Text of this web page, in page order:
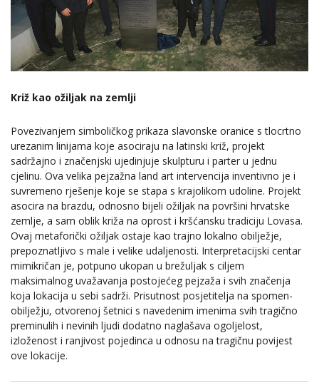
Križ kao ožiljak na zemlji
Povezivanjem simboličkog prikaza slavonske oranice s tlocrtno
urezanim linijama koje asociraju na latinski križ, projekt
sadržajno i značenjski ujedinjuje skulpturu i parter u jednu
cjelinu. Ova velika pejzažna land art intervencija inventivno je i
suvremeno rješenje koje se stapa s krajolikom udoline. Projekt
asocira na brazdu, odnosno bijeli ožiljak na površini hrvatske
zemlje, a sam oblik križa na oprost i kršćansku tradiciju Lovasa.
Ovaj metaforički ožiljak ostaje kao trajno lokalno obilježje,
prepoznatljivo s male i velike udaljenosti. Interpretacijski centar
mimikričan je, potpuno ukopan u brežuljak s ciljem
maksimalnog uvažavanja postojećeg pejzaža i svih značenja
koja lokacija u sebi sadrži. Prisutnost posjetitelja na spomen-
obilježju, otvorenoj šetnici s navedenim imenima svih tragično
preminulih i nevinih ljudi dodatno naglašava ogoljelost,
izloženost i ranjivost pojedinca u odnosu na tragičnu povijest
ove lokacije.